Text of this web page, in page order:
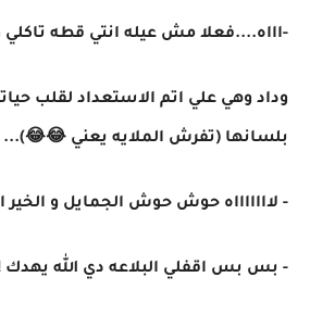
-اااه....فعلا مش عيله انتي قطه تاكلي
وداد وهي علي اتم الاستعداد لقلب
بلسانها (تفرش الملايه يعني 😂😂)...
- لاااااااه حوش حوش الجمايل و الخير
- بس بس اقفلي البلاعه دي الله يهدك